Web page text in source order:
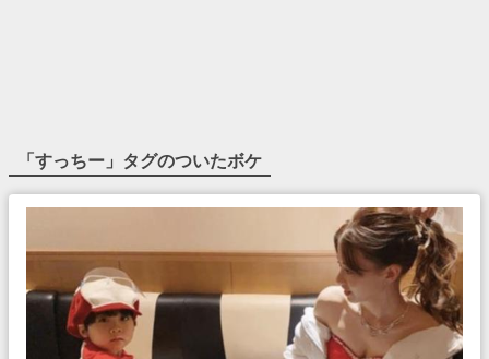
「すっちー 」タグのついたボケ